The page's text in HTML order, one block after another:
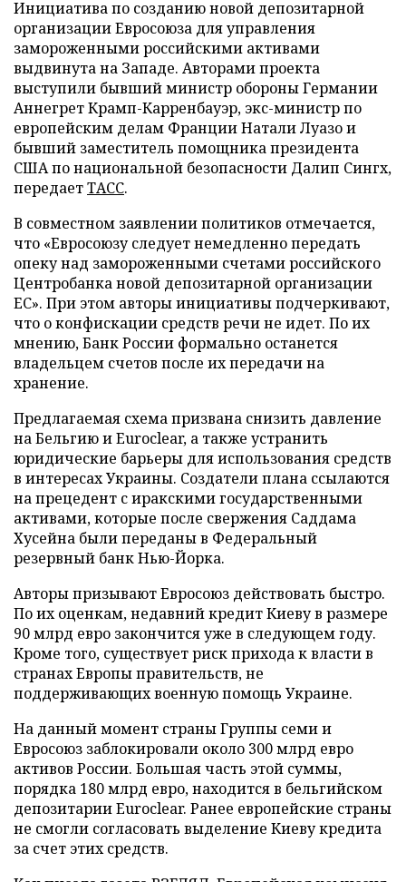
Инициатива по созданию новой депозитарной
организации Евросоюза для управления
замороженными российскими активами
выдвинута на Западе. Авторами проекта
выступили бывший министр обороны Германии
Аннегрет Крамп-Карренбауэр, экс-министр по
европейским делам Франции Натали Луазо и
бывший заместитель помощника президента
США по национальной безопасности Далип Сингх,
передаетТАСС.
В совместном заявлении политиков отмечается,
что «Евросоюзу следует немедленно передать
опеку над замороженными счетами российского
Центробанка новой депозитарной организации
ЕС». При этом авторы инициативы подчеркивают,
что о конфискации средств речи не идет. По их
мнению, Банк России формально останется
владельцем счетов после их передачи на
хранение.
Предлагаемая схема призвана снизить давление
на Бельгию и Euroclear, а также устранить
юридические барьеры для использования средств
в интересах Украины. Создатели плана ссылаются
на прецедент с иракскими государственными
активами, которые после свержения Саддама
Хусейна были переданы в Федеральный
резервный банк Нью-Йорка.
Авторы призывают Евросоюз действовать быстро.
По их оценкам, недавний кредит Киеву в размере
90 млрд евро закончится уже в следующем году.
Кроме того, существует риск прихода к власти в
странах Европы правительств, не
поддерживающих военную помощь Украине.
На данный момент страны Группы семи и
Евросоюз заблокировали около 300 млрд евро
активов России. Большая часть этой суммы,
порядка 180 млрд евро, находится в бельгийском
депозитарии Euroclear. Ранее европейские страны
не смогли согласовать выделение Киеву кредита
за счет этих средств.